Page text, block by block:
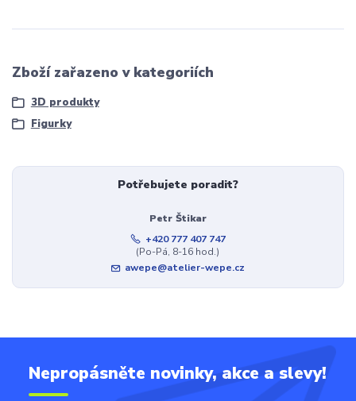
Zboží zařazeno v kategoriích
3D produkty
Figurky
Potřebujete poradit?
Petr Štikar
+420 777 407 747
(Po-Pá, 8-16 hod.)
awepe@atelier-wepe.cz
Nepropásněte novinky, akce a slevy!